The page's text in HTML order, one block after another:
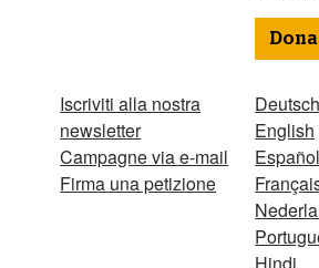
Iscriviti alla nostra
newsletter
Campagne via e-mail
Firma una petizione
Dona
Deutsch
English
Español